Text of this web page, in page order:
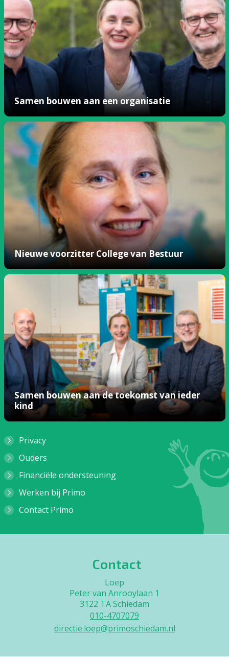
Samen bouwen aan een organisatie
Nieuwe voorzitter College van Bestuur
Samen bouwen aan de toekomst van ieder
kind
Privacy
Ouders
Financiële ondersteuning
Werken bij Primo
Contact Primo
Contact
Loep
Peter van Anrooylaan 1
3122 TA Schiedam
010-4707079
directie.loep@primoschiedam.nl